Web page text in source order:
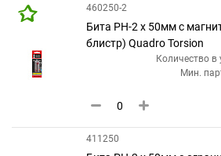
460250-2
Бита РH-2 х 50мм с
блистр) Quadro Torsion
Количество в
Мин.
411250